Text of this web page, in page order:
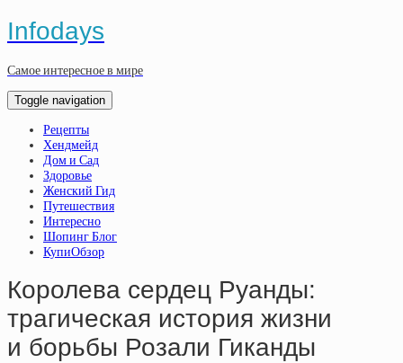
Infodays
Самое интересное в мире
Toggle navigation
Рецепты
Хендмейд
Дом и Сад
Здоровье
Женский Гид
Путешествия
Интересно
Шопинг Блог
КупиОбзор
Королева сердец Руанды:
трагическая история жизни
и борьбы Розали Гиканды